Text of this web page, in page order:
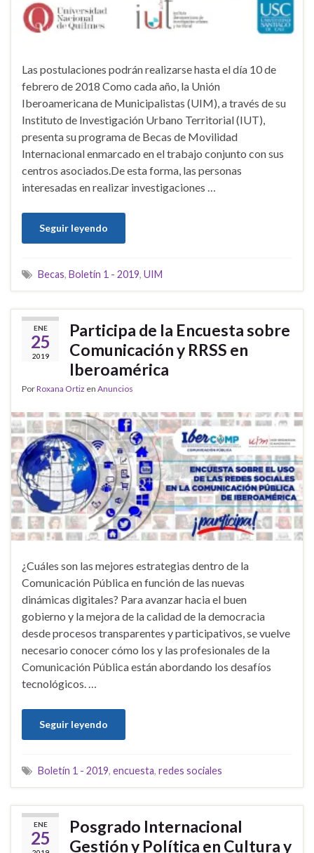
Las postulaciones podrán realizarse hasta el día 10 de
febrero de 2018 Como cada año, la Unión
Iberoamericana de Municipalistas (UIM), a través de su
Instituto de Investigación Urbano Territorial (IUT),
presenta su programa de Becas de Movilidad
Internacional enmarcado en el trabajo conjunto con sus
centros asociados.De esta forma, las personas
interesadas en realizar investigaciones …
Seguir leyendo
Becas, Boletín 1 - 2019, UIM
ENE
25
2019
Participa de la Encuesta sobre
Comunicación y RRSS en
Iberoamérica
PorRoxana Ortiz en Anuncios
¿Cuáles son las mejores estrategias dentro de la
Comunicación Pública en función de las nuevas
dinámicas digitales? Para avanzar hacia el buen
gobierno y la mejora de la calidad de la democracia
desde procesos transparentes y participativos, se vuelve
necesario conocer cómo los y las profesionales de la
Comunicación Pública están abordando los desafíos
tecnológicos. …
Seguir leyendo
Boletín 1 - 2019, encuesta, redes sociales
ENE
25
Posgrado Internacional
Gestión y Política en Cultura y